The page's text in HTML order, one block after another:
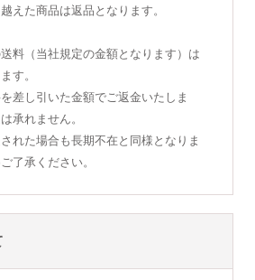
えた商品は返品となります。
料（当社規定の金額となります）は
す。
差し引いた金額でご返金いたしま
承れません。
れた場合も長期不在と同様となりま
了承ください。